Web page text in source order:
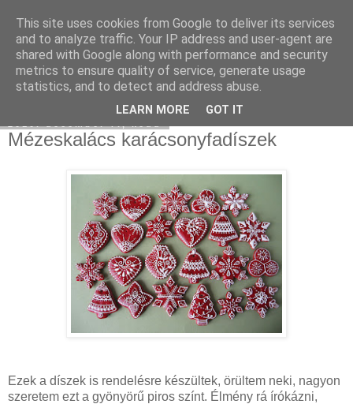
Moha Konyha
Mézeskalács karácsonyfadíszek
Ezek a díszek is rendelésre készültek, örültem neki, nagyon
szeretem ezt a gyönyörű piros színt. Élmény rá írókázni,
This site uses cookies from Google to deliver its services
and to analyze traffic. Your IP address and user-agent are
shared with Google along with performance and security
metrics to ensure quality of service, generate usage
statistics, and to detect and address abuse.
LEARN MORE GOT IT